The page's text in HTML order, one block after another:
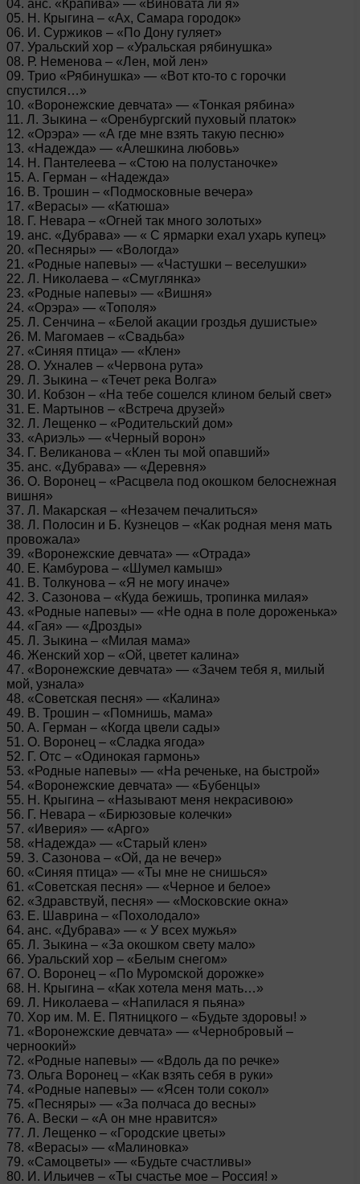
04. анс. «Крапива» — «Виновата ли я»
05. Н. Крыгина – «Ах, Самара городок»
06. И. Суржиков – «По Дону гуляет»
07. Уральский хор – «Уральская рябинушка»
08. Р. Неменова – «Лен, мой лен»
09. Трио «Рябинушка» — «Вот кто-то с горочки
спустился…»
10. «Воронежские девчата» — «Тонкая рябина»
11. Л. Зыкина – «Оренбургский пуховый платок»
12. «Орэра» — «А где мне взять такую песню»
13. «Надежда» — «Алешкина любовь»
14. Н. Пантелеева – «Стою на полустаночке»
15. А. Герман – «Надежда»
16. В. Трошин – «Подмосковные вечера»
17. «Верасы» — «Катюша»
18. Г. Невара – «Огней так много золотых»
19. анс. «Дубрава» — « С ярмарки ехал ухарь купец»
20. «Песняры» — «Вологда»
21. «Родные напевы» — «Частушки – веселушки»
22. Л. Николаева – «Смуглянка»
23. «Родные напевы» — «Вишня»
24. «Орэра» — «Тополя»
25. Л. Сенчина – «Белой акации гроздья душистые»
26. М. Магомаев – «Свадьба»
27. «Синяя птица» — «Клен»
28. О. Ухналев – «Червона рута»
29. Л. Зыкина – «Течет река Волга»
30. И. Кобзон – «На тебе сошелся клином белый свет»
31. Е. Мартынов – «Встреча друзей»
32. Л. Лещенко – «Родительский дом»
33. «Ариэль» — «Черный ворон»
34. Г. Великанова – «Клен ты мой опавший»
35. анс. «Дубрава» — «Деревня»
36. О. Воронец – «Расцвела под окошком белоснежная
вишня»
37. Л. Макарская – «Незачем печалиться»
38. Л. Полосин и Б. Кузнецов – «Как родная меня мать
провожала»
39. «Воронежские девчата» — «Отрада»
40. Е. Камбурова – «Шумел камыш»
41. В. Толкунова – «Я не могу иначе»
42. З. Сазонова – «Куда бежишь, тропинка милая»
43. «Родные напевы» — «Не одна в поле дороженька»
44. «Гая» — «Дрозды»
45. Л. Зыкина – «Милая мама»
46. Женский хор – «Ой, цветет калина»
47. «Воронежские девчата» — «Зачем тебя я, милый
мой, узнала»
48. «Советская песня» — «Калина»
49. В. Трошин – «Помнишь, мама»
50. А. Герман – «Когда цвели сады»
51. О. Воронец – «Сладка ягода»
52. Г. Отс – «Одинокая гармонь»
53. «Родные напевы» — «На реченьке, на быстрой»
54. «Воронежские девчата» — «Бубенцы»
55. Н. Крыгина – «Называют меня некрасивою»
56. Г. Невара – «Бирюзовые колечки»
57. «Иверия» — «Арго»
58. «Надежда» — «Старый клен»
59. З. Сазонова – «Ой, да не вечер»
60. «Синяя птица» — «Ты мне не снишься»
61. «Советская песня» — «Черное и белое»
62. «Здравствуй, песня» — «Московские окна»
63. Е. Шаврина – «Похолодало»
64. анс. «Дубрава» — « У всех мужья»
65. Л. Зыкина – «За окошком свету мало»
66. Уральский хор – «Белым снегом»
67. О. Воронец – «По Муромской дорожке»
68. Н. Крыгина – «Как хотела меня мать…»
69. Л. Николаева – «Напилася я пьяна»
70. Хор им. М. Е. Пятницкого – «Будьте здоровы! »
71. «Воронежские девчата» — «Чернобровый –
черноокий»
72. «Родные напевы» — «Вдоль да по речке»
73. Ольга Воронец – «Как взять себя в руки»
74. «Родные напевы» — «Ясен толи сокол»
75. «Песняры» — «За полчаса до весны»
76. А. Вески – «А он мне нравится»
77. Л. Лещенко – «Городские цветы»
78. «Верасы» — «Малиновка»
79. «Самоцветы» — «Будьте счастливы»
80. И. Ильичев – «Ты счастье мое – Россия! »